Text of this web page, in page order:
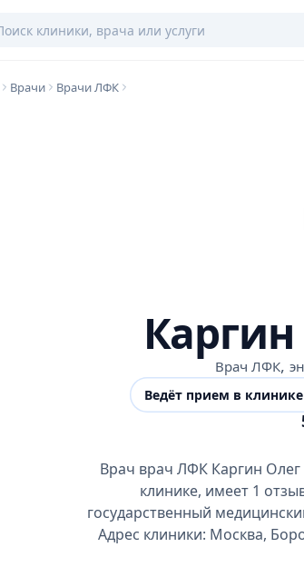
Врачи Врачи ЛФК
Врач ЛФК,
Ведёт прием в клинике
Врач врач ЛФК Каргин
клинике, имеет 1
государственный
Адрес клиники: Москва,